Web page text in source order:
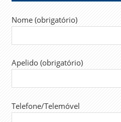
INFLAÇÃO
PLURIANUAL
SINTAP
Nome (obrigatório)
Apelido (obrigatório)
Telefone/Telemóvel